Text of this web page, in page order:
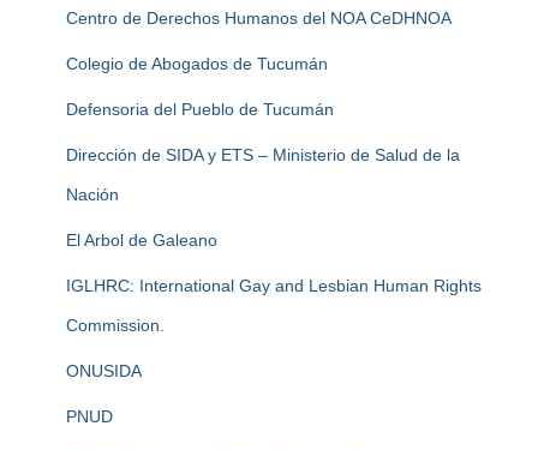
Centro de Derechos Humanos del NOA CeDHNOA
Colegio de Abogados de Tucumán
Defensoria del Pueblo de Tucumán
Dirección de SIDA y ETS – Ministerio de Salud de la
Nación
El Arbol de Galeano
IGLHRC: International Gay and Lesbian Human Rights
Commission.
ONUSIDA
PNUD